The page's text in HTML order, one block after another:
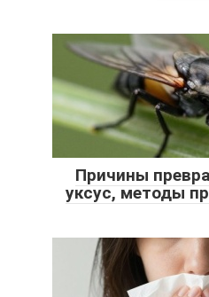
Причины
уксус, методы